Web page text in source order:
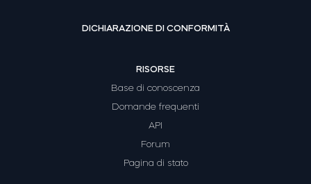
DICHIARAZIONE DI CONFORMITÀ
RISORSE
Base di conoscenza
Domande frequenti
API
Forum
Pagina di stato